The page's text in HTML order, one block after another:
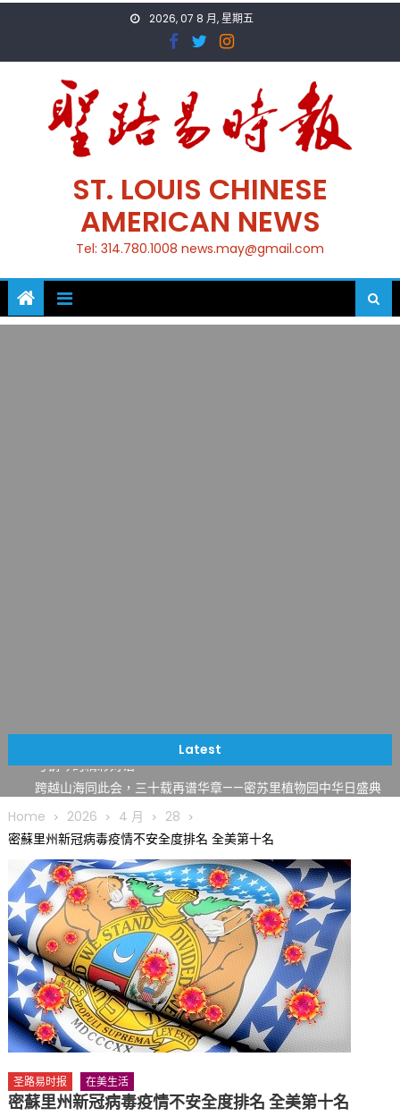
2026, 07 8 月, 星期五
ST. LOUIS CHINESE
AMERICAN NEWS
Tel: 314.780.1008 news.may@gmail.com
Latest
筝声与琴韵交汇：刘励(Li Statler)与钢琴家Darek演绎一场古筝
跨越山海同此会，三十载再谱华章——密苏里植物园中华日盛典
圣路易龙舟俱乐部5月16日龙舟体验日 邀请各界亲身体验划行乐
趣 + 水上竞速魅力
三十二载跨越时空的相逢
执掌密苏里植物园近四十年 致力推动全球植物多样性研究与中美
合作 Peter Raven 博士逝世 享年89岁
一晃三十年，初夏又相逢。中华日，等你来赴约 —— 密苏里植物
园“中华日三十周年特别报道（五）
筝声与琴韵交汇：刘励(Li Statler)与钢琴家Darek演绎一场古筝
与钢琴的精彩对话
Home 2026 4 月
28
密蘇里州新冠病毒疫情不安全度排名 全美第十名
圣路易时报 在美生活
密蘇里州新冠病毒疫情不安全度排名 全美第十名